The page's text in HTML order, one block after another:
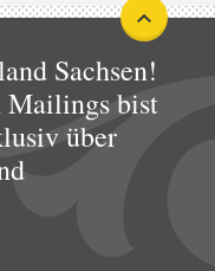
Sachsen!
Mailings bist
über